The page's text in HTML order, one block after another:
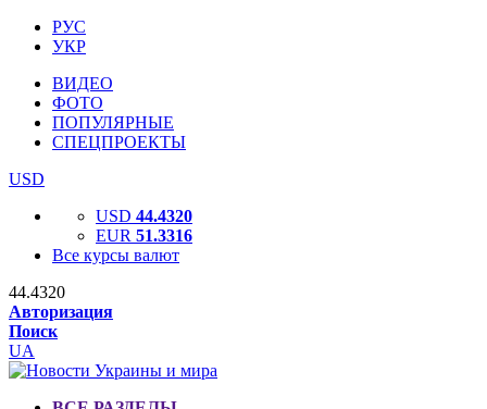
РУС
УКР
ВИДЕО
ФОТО
ПОПУЛЯРНЫЕ
СПЕЦПРОЕКТЫ
USD
USD 44.4320
EUR 51.3316
Все курсы валют
44.4320
Авторизация
Поиск
UA